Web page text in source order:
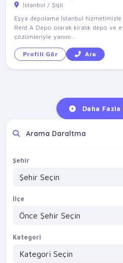
İstanbul / Şişli
Eşya depolama İstanbul hizmetimizle
Rent A Depo olarak kiralık depo ve
çözümleriyle yanını...
Profili Gör Ara
Daha
Arama Daraltma
Şehir
İlçe
Kategori